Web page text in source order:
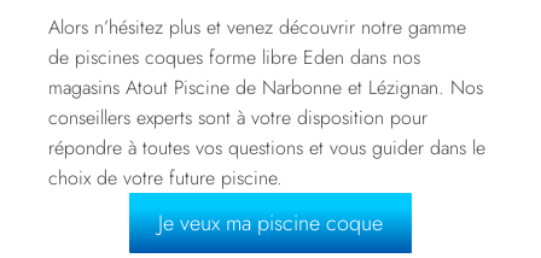
Alors n’hésitez plus et venez découvrir notre gamme
de piscines coques forme libre Eden dans nos
magasins Atout Piscine de Narbonne et Lézignan. Nos
conseillers experts sont à votre disposition pour
répondre à toutes vos questions et vous guider dans le
choix de votre future piscine.
Je veux ma piscine coque